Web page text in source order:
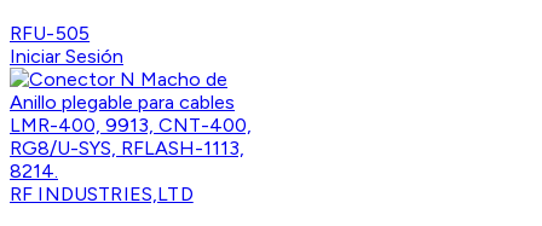
RFU-505
Iniciar Sesión
RF INDUSTRIES,LTD